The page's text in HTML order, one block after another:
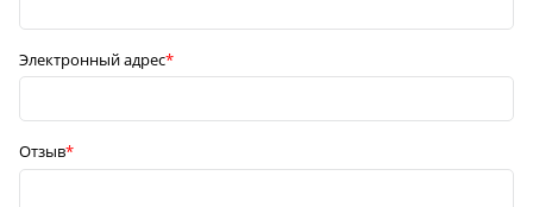
Электронный адрес
Отзыв